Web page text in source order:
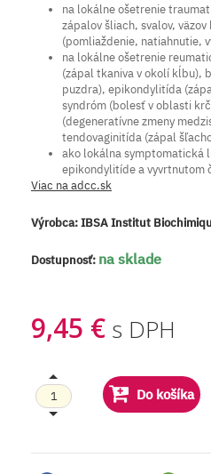
na lokálne ošetrenie
zápalov šliach, svalov,
(pomliaždenie, natiahnutie,
na lokálne ošetrenie
(zápal tkaniva v okolí kĺbu),
puzdra), epikondylitída
syndróm (bolesť v oblasti
(degeneratívne zmeny
tendovaginitída (zápal
ako lokálna symptomatická
epikondylitíde a vyvrtnutom
Viac na adcc.sk
Výrobca:IBSA Institut
Dostupnosť: na sklade
9,45 € s DPH
Do košíka